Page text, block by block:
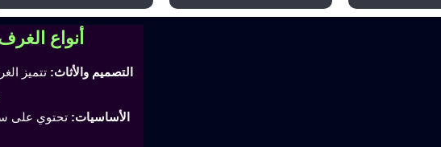
أنواع
التصميم والأثاث: تتميز
الأساسيات: تحتوي على